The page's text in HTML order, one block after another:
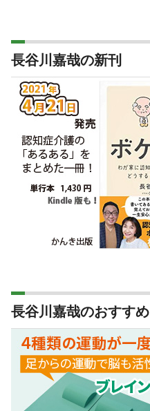
長谷川嘉哉の新刊
長谷川嘉哉のおすすめ